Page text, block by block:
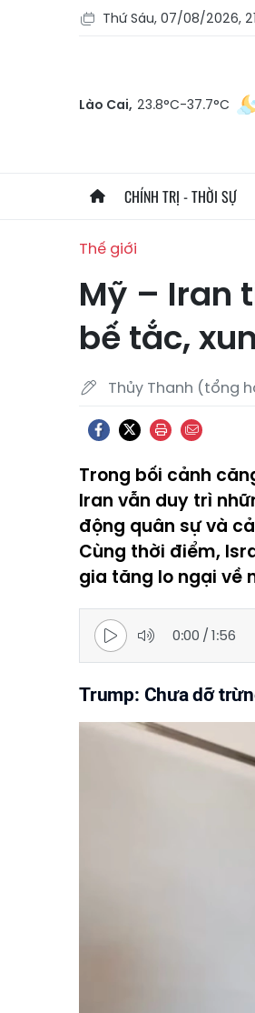
Thứ Sáu, 07/08/2026,
Lào Cai, 23.8°C-37.7°C
CHÍNH TRỊ - THỜI SỰ
Thế giới
Mỹ – Iran
bế tắc,
Thủy Thanh (tổng
Trong bối cảnh
Iran vẫn duy trì
động quân sự và
Cùng thời điểm,
gia tăng lo ngại về
0:00 /1:56
Trump: Chưa dỡ